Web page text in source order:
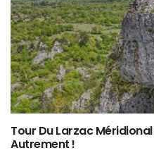
Tour Du Larzac
Autrement !